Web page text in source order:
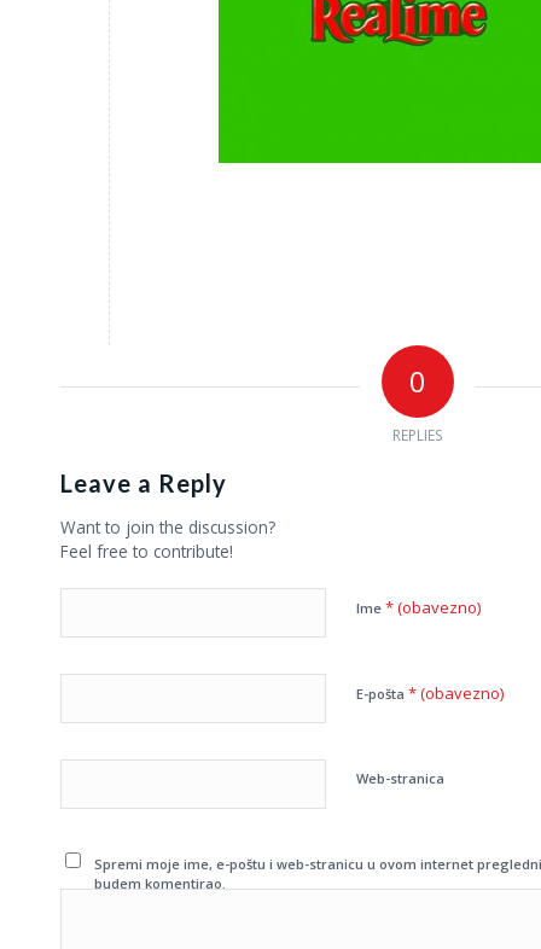
0
REPLIES
Leave a Reply
Want to join the discussion?
Feel free to contribute!
Ime * (obavezno)
E-pošta * (obavezno)
Web-stranica
Spremi moje ime, e-poštu i web-stranicu u ovom internet
budem komentirao.